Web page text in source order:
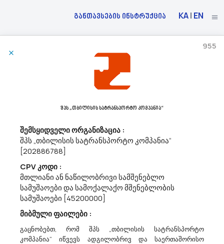
განთავსების ინსტრუქცია KA| EN
Საქართველოს Სახელმწიფო Უსაფრთხოების Სამსახური Აცხადებს Ბაზრის Კვლევას
50500000 - ტუმბოების, სარქველების, ონკანებისა და ლითონის
მომსახურება.
20/11/2023
საქართველოს სახელმწიფო უსაფრთხოების სამსახური გეგმავს
საყოფაცხოვრებო ტექნიკის შეკეთების მომსახურების
(CPV50500000) შესყიდვას. გთხოვთ, თანდართული ტექნიკური
მახასიათებლების შესაბამისად წარმოადგინოთ შესყიდვის
ობიექტის საერთო ღირებულება (ერთეულ...
შპს „თბილისის სატრანსპორტო კომპანია“
შემსყიდველი ორგანიზაცია :
შპს „თბილისის სატრანსპორტო კომპანია“
[202886788]
CPV კოდი :
მთლიანი ან ნაწილობრივი სამშენებლო
სამუშაოები და სამოქალაქო მშენებლობის
სამუშაოები [45200000]
მიბმული ფაილები :
955
გაცნობებთ, რომ შპს „თბილისის სატრანსპორტო
კომპანია“ იწვევს ადგილობრივ და საერთაშორისო